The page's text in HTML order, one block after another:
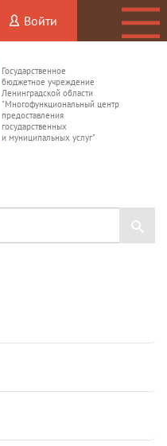
Войти
Государственное
бюджетное учреждение
Ленинградской области
"Многофункциональный центр
предоставления
государственных
и муниципальных услуг"